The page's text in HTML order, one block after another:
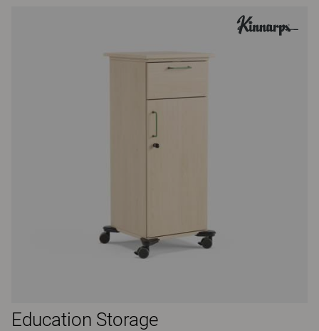
Education Storage